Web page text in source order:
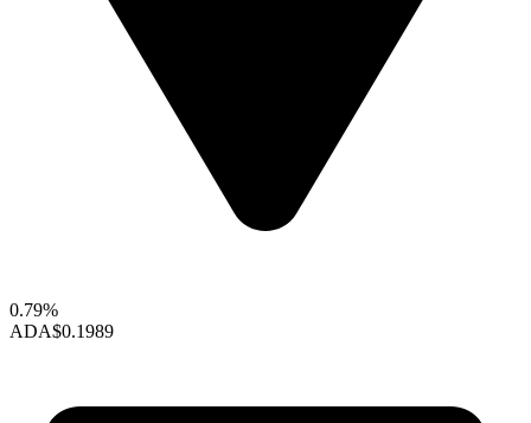
0.79%
ADA$0.1989